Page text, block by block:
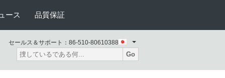
ース 品質保証
セールス＆サポート： 86-510-80610388
Go